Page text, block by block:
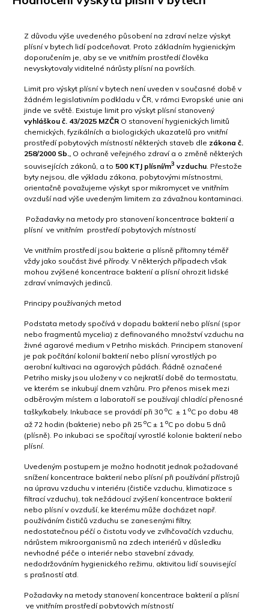
Z důvodu výše uvedeného působení na zdraví nelze výskyt
plísní v bytech lidí podceňovat. Proto základním hygienickým
doporučením je, aby se ve vnitřním prostředí člověka
nevyskytovaly viditelné nárůsty plísní na površích.
Limit pro výskyt plísní v bytech není uveden v současné době v
žádném legislativním podkladu v ČR, v rámci Evropské unie ani
jinde ve světě. Existuje limit pro výskyt plísní stanovený
vyhláškou č. 43/2025 MZČR O stanovení hygienických limitů
chemických, fyzikálních a biologických ukazatelů pro vnitřní
prostředí pobytových místností některých staveb dle zákona č.
258/2000 Sb., O ochraně veřejného zdraví a o změně některých
souvisejících zákonů, a to 500 KTJ plísní/m3 vzduchu. Přestože
byty nejsou, dle výkladu zákona, pobytovými místnostmi,
orientačně považujeme výskyt spor mikromycet ve vnitřním
ovzduší nad výše uvedeným limitem za závažnou kontaminaci.
Požadavky na metody pro stanovení koncentrace bakterií a
plísní ve vnitřním prostředí pobytových místností
Ve vnitřním prostředí jsou bakterie a plísně přítomny téměř
vždy jako součást živé přírody. V některých případech však
mohou zvýšené koncentrace bakterií a plísní ohrozit lidské
zdraví vnímavých jedinců.
Principy používaných metod
Podstata metody spočívá v dopadu bakterií nebo plísní (spor
nebo fragmentů mycelia) z definovaného množství vzduchu na
živné agarové medium v Petriho miskách. Principem stanovení
je pak počítání kolonií bakterií nebo plísní vyrostlých po
aerobní kultivaci na agarových půdách. Řádně označené
Petriho misky jsou uloženy v co nejkratší době do termostatu,
ve kterém se inkubují dnem vzhůru. Pro přenos misek mezi
odběrovým místem a laboratoří se používají chladící přenosné
tašky/kabely. Inkubace se provádí při 30 oC ± 1 oC po dobu 48
až 72 hodin (bakterie) nebo při 25 oC ± 1 oC po dobu 5 dnů
(plísně). Po inkubaci se spočítají vyrostlé kolonie bakterií nebo
plísní.
Uvedeným postupem je možno hodnotit jednak požadované
snížení koncentrace bakterií nebo plísní při používání přístrojů
na úpravu vzduchu v interiéru (čističe vzduchu, klimatizace s
filtrací vzduchu), tak nežádoucí zvýšení koncentrace bakterií
nebo plísní v ovzduší, ke kterému může docházet např.
používáním čističů vzduchu se zanesenými filtry,
nedostatečnou péčí o čistotu vody ve zvlhčovačích vzduchu,
nárůstem mikroorganismů na zdech interiérů v důsledku
nevhodné péče o interiér nebo stavební závady,
nedodržováním hygienického režimu, aktivitou lidí související
s prašností atd.
Požadavky na metody stanovení koncentrace bakterií a plísní
ve vnitřním prostředí pobytových místností